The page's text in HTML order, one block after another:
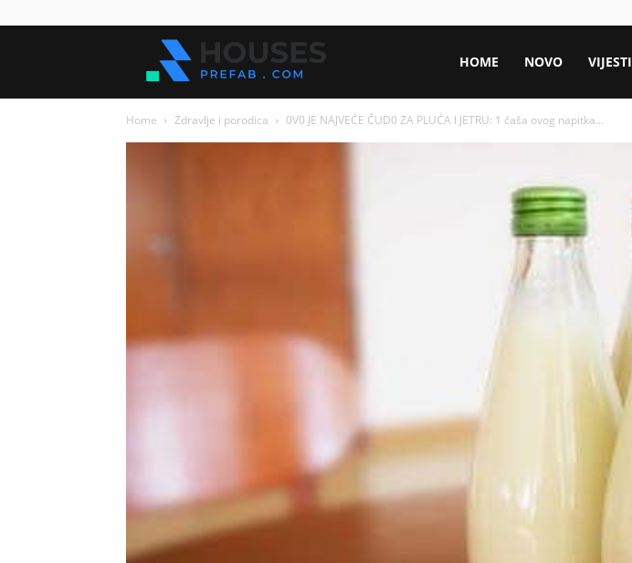
HOME NOVO VIJESTI
Home Zdravlje i porodica 0V0 JE NAJVEĆE ČUD0 ZA PLUĆA l JETRU: 1 čaša ovog napitka...